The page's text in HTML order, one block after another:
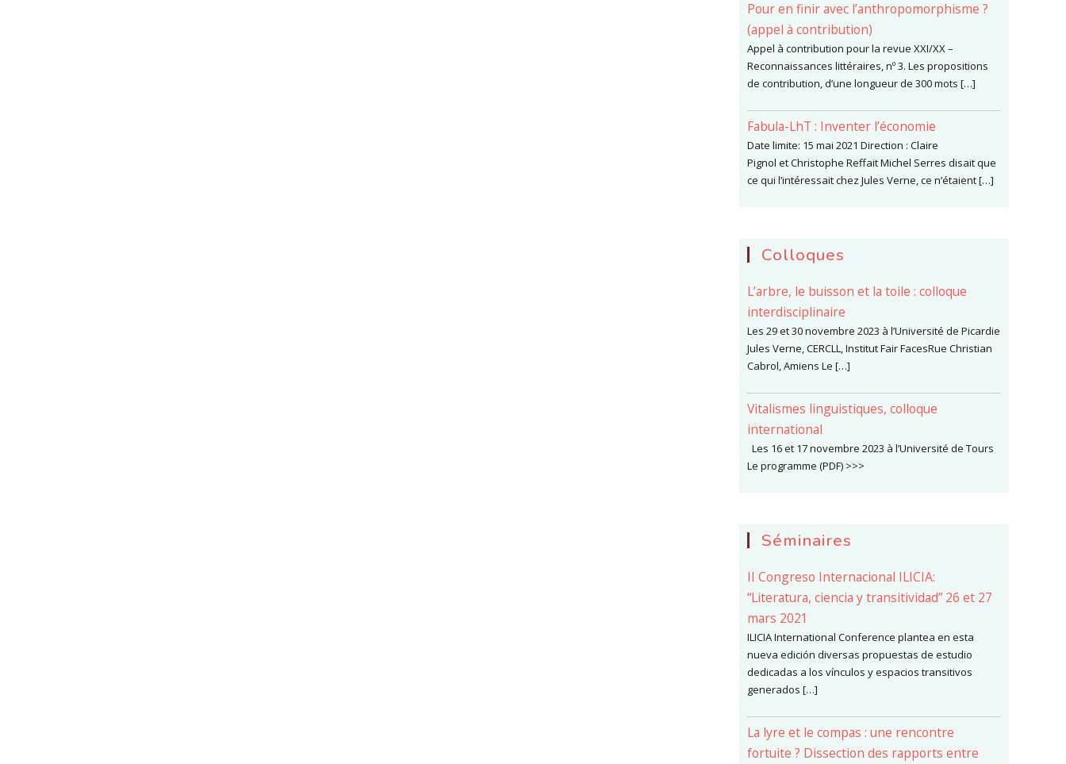
Pour en finir avec l’anthropomorphisme ?
(appel à contribution)
Appel à contribution pour la revue XXI/XX –
Reconnaissances littéraires, nº 3. Les propositions
de contribution, d’une longueur de 300 mots […]
Fabula-LhT : Inventer l’économie
Date limite: 15 mai 2021 Direction : Claire
Pignol et Christophe Reffait Michel Serres disait que
ce qui l’intéressait chez Jules Verne, ce n’étaient […]
Colloques
L’arbre, le buisson et la toile : colloque
interdisciplinaire
Les 29 et 30 novembre 2023 à l’Université de Picardie
Jules Verne, CERCLL, Institut Fair FacesRue Christian
Cabrol, Amiens Le […]
Vitalismes linguistiques, colloque
international
Les 16 et 17 novembre 2023 à l’Université de Tours
Le programme (PDF) >>>
Séminaires
II Congreso Internacional ILICIA:
“Literatura, ciencia y transitividad” 26 et 27
mars 2021
ILICIA International Conference plantea en esta
nueva edición diversas propuestas de estudio
dedicadas a los vínculos y espacios transitivos
generados […]
La lyre et le compas : une rencontre
fortuite ? Dissection des rapports entre